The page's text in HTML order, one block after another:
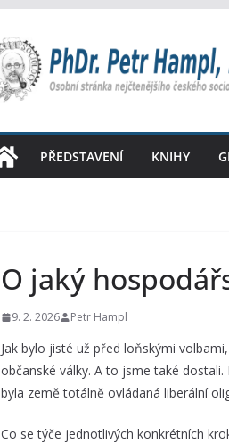
PŘEDSTAVENÍ KNIHY
O jaký
9. 2. 2026 Petr Hampl
Jak bylo jisté už před loňskými
občanské války. A to jsme také
byla země totálně ovládaná liberální
Co se týče jednotlivých konkrétních